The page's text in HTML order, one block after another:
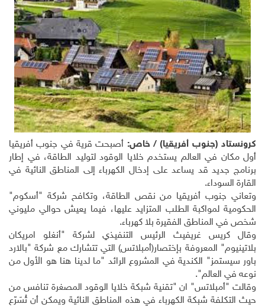
كرونستاد (جنوب أفريقيا) / خاص: أصبحت قرية في جنوب أفريقيا
أول مكان في العالم يستخدم خلايا الوقود لتوليد الطاقة، في إطار
برنامج جديد قد يساعد على إدخال الكهرباء إلى المناطق النائية في
القارة السوداء.
وتعاني جنوب أفريقيا من نقص الطاقة، وتكافح شركة "أسكوم"
الحكومية لمواكبة الطلب المتزايد عليها، فيما يعيش حوالي مليوني
شخص في المناطق الفقيرة بلا كهرباء.
وقال كريس غريفيث الرئيس التنفيذي لشركة "أنغلو امريكان
بلاتينيوم" المعروفة بإختصار(أمبلاتس) التي تتشارك مع شركة "بالارد
باور سيستمز" الكندية في المشروع الرائد "ما لدينا هنا هو الأول من
نوعه في العالم".
وقالت "أمبلاتس" ان "تقنية شبكة خلايا الوقود المصغرة تنافس من
حيث التكلفة شبكة الكهرباء في هذه المناطق النائية ويمكن أن تُسَرّع